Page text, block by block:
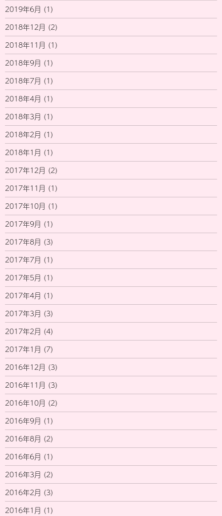
2019年6月 (1)
2018年12月 (2)
2018年11月 (1)
2018年9月 (1)
2018年7月 (1)
2018年4月 (1)
2018年3月 (1)
2018年2月 (1)
2018年1月 (1)
2017年12月 (2)
2017年11月 (1)
2017年10月 (1)
2017年9月 (1)
2017年8月 (3)
2017年7月 (1)
2017年5月 (1)
2017年4月 (1)
2017年3月 (3)
2017年2月 (4)
2017年1月 (7)
2016年12月 (3)
2016年11月 (3)
2016年10月 (2)
2016年9月 (1)
2016年8月 (2)
2016年6月 (1)
2016年3月 (2)
2016年2月 (3)
2016年1月 (1)